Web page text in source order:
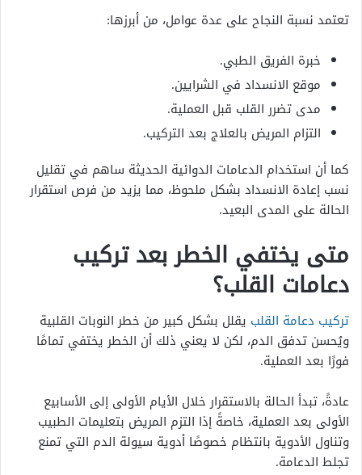
تعتمد نسبة النجاح على عدة عوامل، من أبرزها:
خبرة الفريق الطبي.
موقع الانسداد في الشرايين.
مدى تضرر القلب قبل العملية.
التزام المريض بالعلاج بعد التركيب.
كما أن استخدام الدعامات الدوائية الحديثة ساهم في تقليل
نسب إعادة الانسداد بشكل ملحوظ، مما يزيد من فرص استقرار
الحالة على المدى البعيد.
متى يختفي الخطر بعد تركيب
دعامات القلب؟
تركيب دعامة القلب يقلل بشكل كبير من خطر النوبات القلبية
ويُحسن تدفق الدم، لكن لا يعني ذلك أن الخطر يختفي تمامًا
فورًا بعد العملية.
عادةً، تبدأ الحالة بالاستقرار خلال الأيام الأولى إلى الأسابيع
الأولى بعد العملية، خاصةً إذا التزم المريض بتعليمات الطبيب
وتناول الأدوية بانتظام خصوصًا أدوية سيولة الدم التي تمنع
تجلط الدعامة.